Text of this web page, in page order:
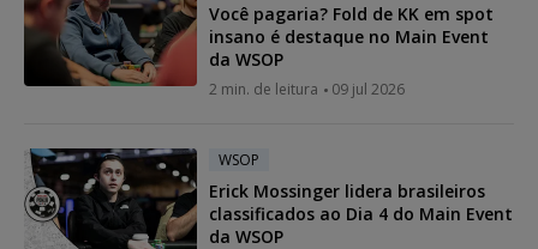
Você pagaria? Fold de KK em spot
insano é destaque no Main Event
da WSOP
2 min. de leitura 09 jul 2026
WSOP
Erick Mossinger lidera brasileiros
classificados ao Dia 4 do Main Event
da WSOP